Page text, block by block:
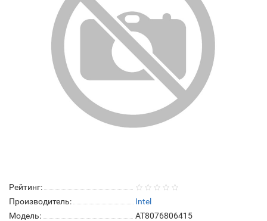
Рейтинг:
Производитель:
Intel
Модель:
AT8076806415